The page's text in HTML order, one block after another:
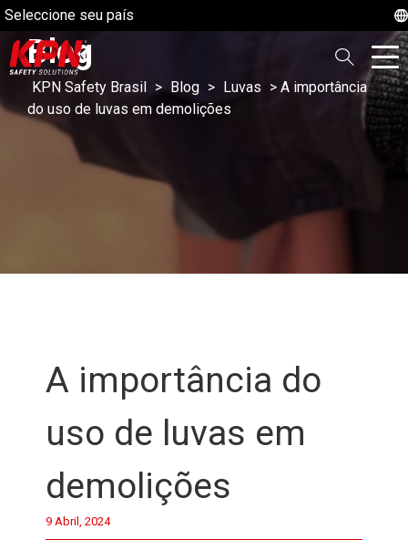
Seleccione seu país
Blog
KPN Safety Brasil > Blog > Luvas > A importância
do uso de luvas em demolições
A importância do
uso de luvas em
demolições
9 Abril, 2024